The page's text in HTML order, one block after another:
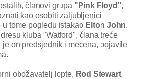
članovi grupa "Pink Floyd",
kao osobiti zaljubljenici
u tome pogledu istakao Elton John.
kluba "Watford", člana treće
on predsjednik i mecena, pojavile
obožavatelj lopte, Rod Stewart,